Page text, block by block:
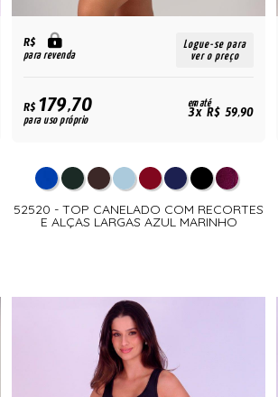
R$
para revenda
Logue-se para
ver o preço
R$179,70
para uso próprio
em até
3x R$ 59,90
52520 - TOP CANELADO COM RECORTES
E ALÇAS LARGAS AZUL MARINHO